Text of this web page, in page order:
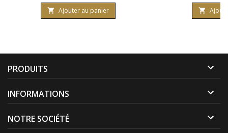
 Ajouter au panier 
PRODUITS 
INFORMATIONS 
NOTRE SOCIÉTÉ 